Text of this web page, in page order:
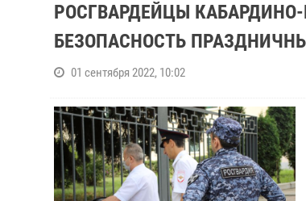
РОСГВАРДЕЙЦЫ
БЕЗОПАСНОСТЬ
01 сентября 2022, 10:02